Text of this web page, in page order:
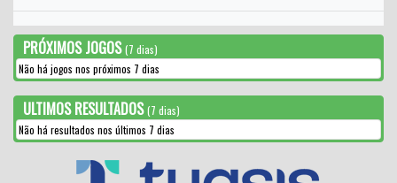
PRÓXIMOS JOGOS(7 dias)
Não há jogos nos próximos 7 dias
ULTIMOS RESULTADOS(7 dias)
Não há resultados nos últimos 7 dias